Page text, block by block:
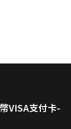
VISA支付卡-